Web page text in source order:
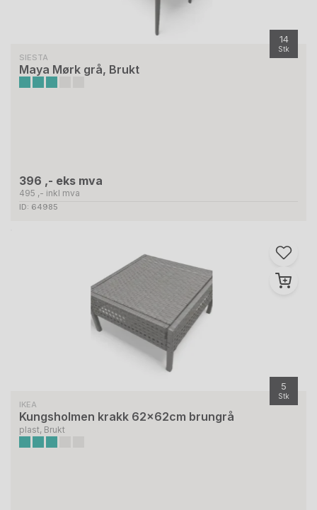
14
Stk
SIESTA
Maya Mørk grå, Brukt
396 ,- eks mva
495 ,- inkl mva
ID: 64985
5
Stk
IKEA
Kungsholmen krakk 62x62cm brungrå
plast, Brukt